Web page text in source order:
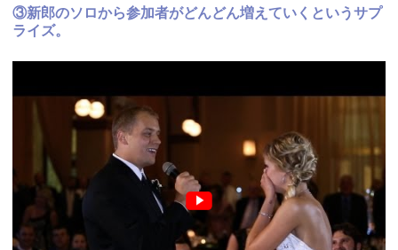
③新郎のソロから参加者がどんどん増えていくというサプ
ライズ。